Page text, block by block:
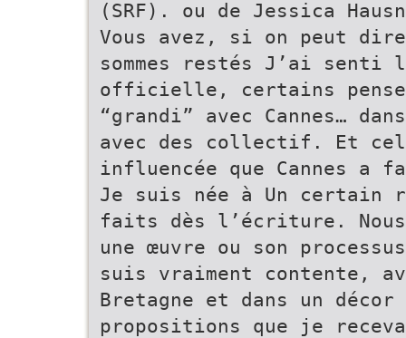
(SRF). ou de Jessica
Vous avez, si on peut
sommes restés J’ai senti
officielle, certains
“grandi” avec Cannes…
avec des collectif. Et
influencée que Cannes a
Je suis née à Un certain
faits dès l’écriture.
une œuvre ou son
suis vraiment contente,
Bretagne et dans un
propositions que je